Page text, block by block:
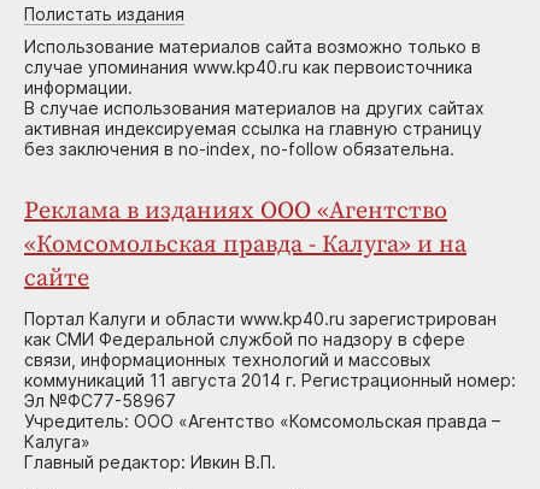
Полистать издания
Использование материалов сайта возможно только в
случае упоминания www.kp40.ru как первоисточника
информации.
В случае использования материалов на других сайтах
активная индексируемая ссылка на главную страницу
без заключения в no-index, no-follow обязательна.
Реклама в изданиях ООО «Агентство
«Комсомольская правда - Калуга» и на
сайте
Портал Калуги и области www.kp40.ru зарегистрирован
как СМИ Федеральной службой по надзору в сфере
связи, информационных технологий и массовых
коммуникаций 11 августа 2014 г. Регистрационный номер:
Эл №ФС77-58967
Учредитель: ООО «Агентство «Комсомольская правда –
Калуга»
Главный редактор: Ивкин В.П.